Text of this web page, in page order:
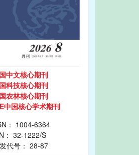
中文核心期刊
科技核心期刊
农林核心期刊
中国核心学术期刊
： 1004-6364
： 32-1222/S
代号： 28-87